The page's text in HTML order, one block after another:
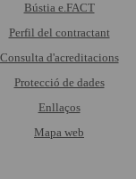
Bústia e.FACT
Perfil del contractant
Consulta d'acreditacions
Protecció de dades
Enllaços
Mapa web